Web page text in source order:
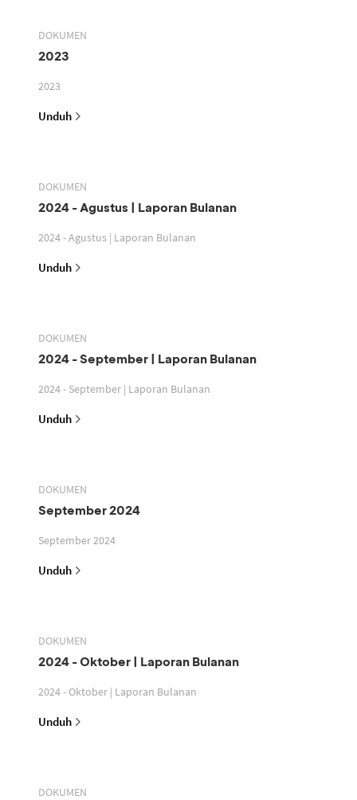
DOKUMEN
2023
2023
Unduh
DOKUMEN
2024 - Agustus | Laporan Bulanan
2024 - Agustus | Laporan Bulanan
Unduh
DOKUMEN
2024 - September | Laporan Bulanan
2024 - September | Laporan Bulanan
Unduh
DOKUMEN
September 2024
September 2024
Unduh
DOKUMEN
2024 - Oktober | Laporan Bulanan
2024 - Oktober | Laporan Bulanan
Unduh
DOKUMEN